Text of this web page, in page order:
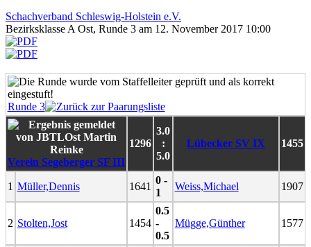
Schachverband Schleswig-Holstein e.V.
Bezirksklasse A Ost, Runde 3 am 12. November 2017 10:00
Runde 3
Verein Segeberger SF III
1296
3.0
:
5.0
Lübecker SV IX 1455
1 Müller,Dennis 1641
0 -
1
Weiss,Michael 1907
2 Stolten,Jost 1454
0.5
-
0.5
Mügge,Günther 1577